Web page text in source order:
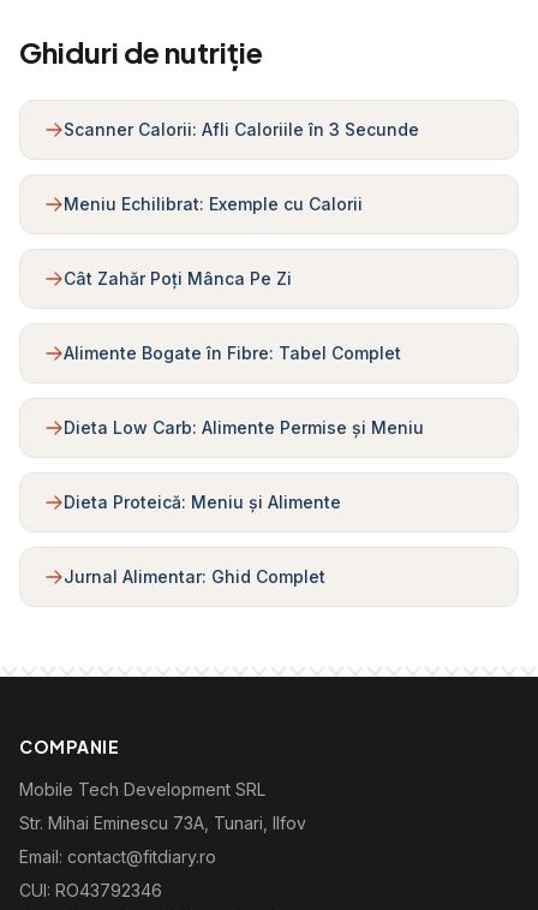
Ghiduri de nutriție
Scanner Calorii: Afli Caloriile în 3 Secunde
Meniu Echilibrat: Exemple cu Calorii
Cât Zahăr Poți Mânca Pe Zi
Alimente Bogate în Fibre: Tabel Complet
Dieta Low Carb: Alimente Permise și Meniu
Dieta Proteică: Meniu și Alimente
Jurnal Alimentar: Ghid Complet
COMPANIE
Mobile Tech Development SRL
Str. Mihai Eminescu 73A, Tunari, Ilfov
Email: contact@fitdiary.ro
CUI: RO43792346